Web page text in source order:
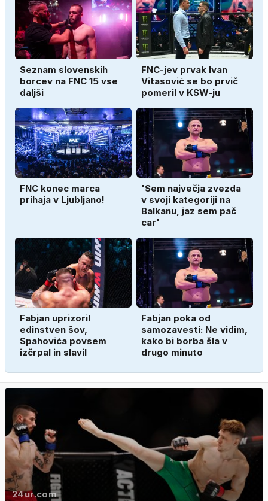
Seznam slovenskih
borcev na FNC 15 vse
daljši
FNC-jev prvak Ivan
Vitasović se bo prvič
pomeril v KSW-ju
FNC konec marca
prihaja v Ljubljano!
'Sem največja zvezda
v svoji kategoriji na
Balkanu, jaz sem pač
car'
Fabjan uprizoril
edinstven šov,
Spahovića povsem
izčrpal in slavil
Fabjan poka od
samozavesti: Ne vidim,
kako bi borba šla v
drugo minuto
24ur.com